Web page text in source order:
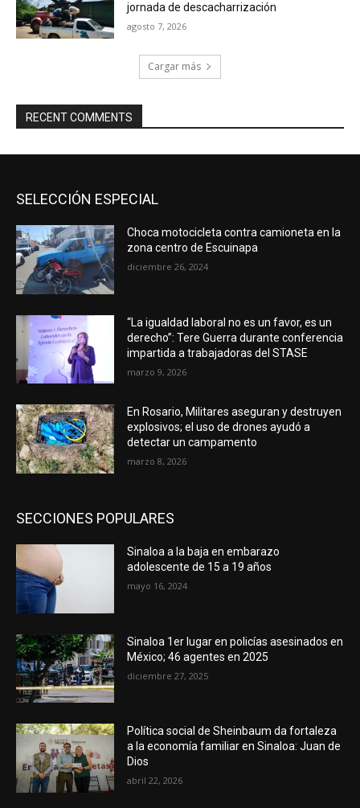
jornada de descacharrización
agosto 7, 2026
Cargar más
RECENT COMMENTS
SELECCIÓN ESPECIAL
Choca motocicleta contra camioneta en la
zona centro de Escuinapa
diciembre 26, 2024
“La igualdad laboral no es un favor, es un
derecho”: Tere Guerra durante conferencia
impartida a trabajadoras del STASE
marzo 9, 2026
En Rosario, Militares aseguran y destruyen
explosivos; el uso de drones ayudó a
detectar un campamento
marzo 8, 2026
SECCIONES POPULARES
Sinaloa a la baja en embarazo
adolescente de 15 a 19 años
mayo 16, 2024
Sinaloa 1er lugar en policías asesinados en
México; 46 agentes en 2025
diciembre 27, 2025
Política social de Sheinbaum da fortaleza
a la economía familiar en Sinaloa: Juan de
Dios
abril 22, 2026